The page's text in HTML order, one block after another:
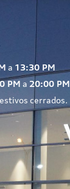
a 13:30 PM
PM a 20:00 PM
cerrados.